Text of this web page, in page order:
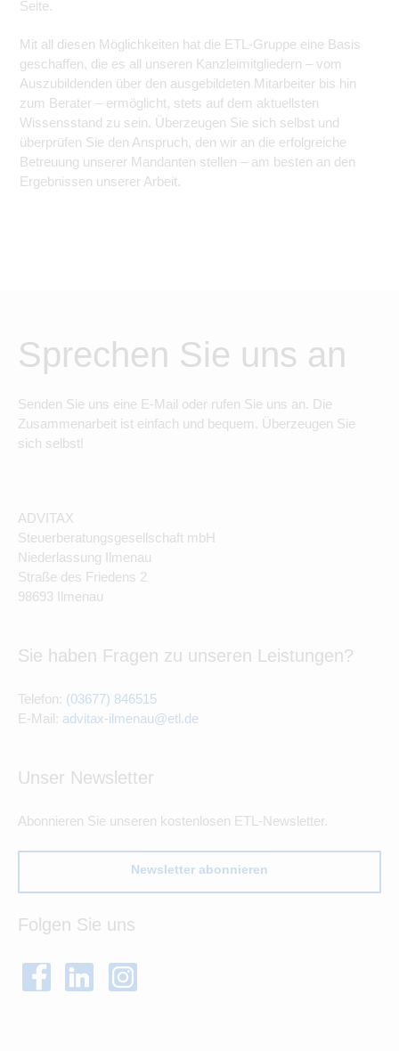
Seite.
Mit all diesen Möglichkeiten hat die ETL-Gruppe eine Basis
geschaffen, die es all unseren Kanzleimitgliedern – vom
Auszubildenden über den ausgebildeten Mitarbeiter bis hin
zum Berater – ermöglicht, stets auf dem aktuellsten
Wissensstand zu sein. Überzeugen Sie sich selbst und
überprüfen Sie den Anspruch, den wir an die erfolgreiche
Betreuung unserer Mandanten stellen – am besten an den
Ergebnissen unserer Arbeit.
Sprechen Sie uns an
Senden Sie uns eine E-Mail oder rufen Sie uns an. Die
Zusammenarbeit ist einfach und bequem. Überzeugen Sie
sich selbst!
ADVITAX
Steuerberatungsgesellschaft mbH
Niederlassung Ilmenau
Straße des Friedens 2
98693 Ilmenau
Sie haben Fragen zu unseren Leistungen?
Telefon: (03677) 846515
E-Mail: advitax-ilmenau@etl.de
Unser Newsletter
Abonnieren Sie unseren kostenlosen ETL-Newsletter.
Newsletter abonnieren
Folgen Sie uns